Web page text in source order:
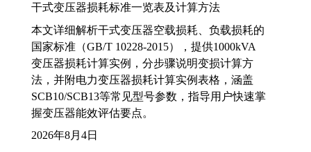
干式变压器损耗标准一览表及计算方法
本文详细解析干式变压器空载损耗、负载损耗的
国家标准（GB/T 10228-2015），提供1000kVA
变压器损耗计算实例，分步骤说明变损计算方
法，并附电力变压器损耗计算实例表格，涵盖
SCB10/SCB13等常见型号参数，指导用户快速掌
握变压器能效评估要点。
2026年8月4日